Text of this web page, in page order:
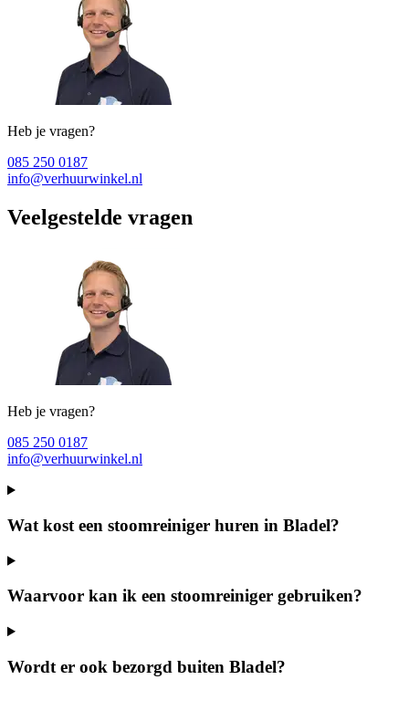
Heb je vragen?
085 250 0187
info@verhuurwinkel.nl
Veelgestelde vragen
Heb je vragen?
085 250 0187
info@verhuurwinkel.nl
Wat kost een stoomreiniger huren in Bladel?
Waarvoor kan ik een stoomreiniger gebruiken?
Wordt er ook bezorgd buiten Bladel?